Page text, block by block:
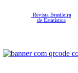
Revista Brasileira
de Estatística